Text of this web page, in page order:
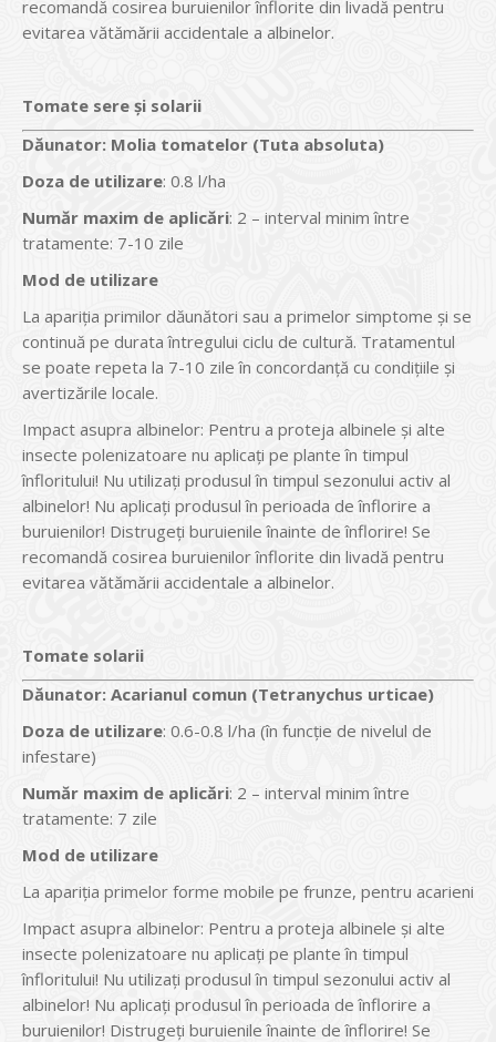
recomandă cosirea buruienilor înflorite din livadă pentru
evitarea vătămării accidentale a albinelor.
Tomate sere și solarii
Dăunator: Molia tomatelor (Tuta absoluta)
Doza de utilizare: 0.8 l/ha
Număr maxim de aplicări: 2 – interval minim între
tratamente: 7-10 zile
Mod de utilizare
La apariţia primilor dăunători sau a primelor simptome şi se
continuă pe durata întregului ciclu de cultură. Tratamentul
se poate repeta la 7-10 zile în concordanță cu condițiile și
avertizările locale.
Impact asupra albinelor: Pentru a proteja albinele şi alte
insecte polenizatoare nu aplicaţi pe plante în timpul
înfloritului! Nu utilizaţi produsul în timpul sezonului activ al
albinelor! Nu aplicaţi produsul în perioada de înflorire a
buruienilor! Distrugeţi buruienile înainte de înflorire! Se
recomandă cosirea buruienilor înflorite din livadă pentru
evitarea vătămării accidentale a albinelor.
Tomate solarii
Dăunator: Acarianul comun (Tetranychus urticae)
Doza de utilizare: 0.6-0.8 l/ha (în funcţie de nivelul de
infestare)
Număr maxim de aplicări: 2 – interval minim între
tratamente: 7 zile
Mod de utilizare
La apariţia primelor forme mobile pe frunze, pentru acarieni
Impact asupra albinelor: Pentru a proteja albinele şi alte
insecte polenizatoare nu aplicaţi pe plante în timpul
înfloritului! Nu utilizaţi produsul în timpul sezonului activ al
albinelor! Nu aplicaţi produsul în perioada de înflorire a
buruienilor! Distrugeţi buruienile înainte de înflorire! Se